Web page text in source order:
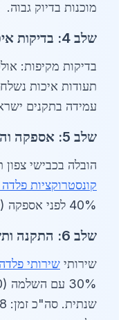
מוכנות בדיוק גבוה.
שלב 4: בדיקות איכות
בדיקות מקיפות:
עמידה בתקנים
שלב 5: אספקה והובלה
הובלה בכבישי צפון תוך 1-2 ימים
קונסטרוקציות
40% לפני אספקה (למשל, 20,000 ש"ח).
שלב 6: התקנה ותשלום סופי
שירותי שירותי פלדה